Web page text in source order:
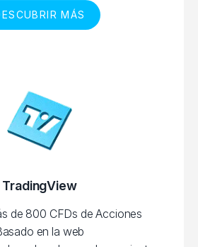
MÁS
TradingView
de 800 CFDs de Acciones
en la web